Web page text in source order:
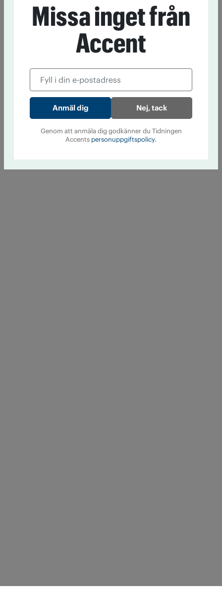
Missa inget från
Accent
Nej, tack
Genom att anmäla dig godkänner du Tidningen
Accents personuppgiftspolicy.